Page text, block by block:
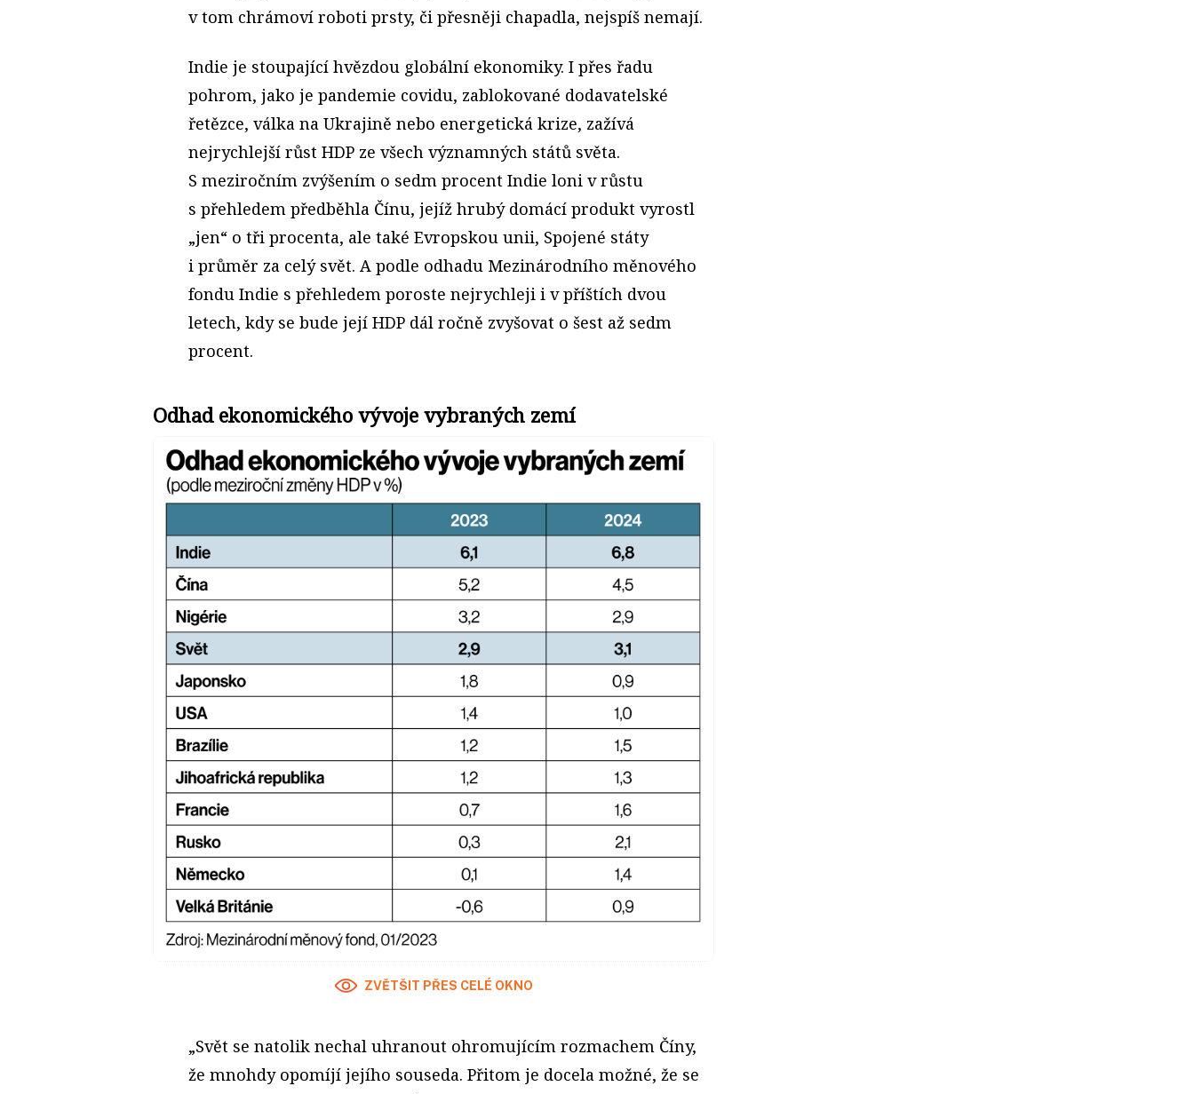
v tom chrámoví roboti prsty, či přesněji chapadla, nejspíš nemají.
Indie je stoupající hvězdou globální ekonomiky. I přes řadu
pohrom, jako je pandemie covidu, zablokované dodavatelské
řetězce, válka na Ukrajině nebo energetická krize, zažívá
nejrychlejší růst HDP ze všech významných států světa.
S meziročním zvýšením o sedm procent Indie loni v růstu
s přehledem předběhla Čínu, jejíž hrubý domácí produkt vyrostl
„jen“ o tři procenta, ale také Evropskou unii, Spojené státy
i průměr za celý svět. A podle odhadu Mezinárodního měnového
fondu Indie s přehledem poroste nejrychleji i v příštích dvou
letech, kdy se bude její HDP dál ročně zvyšovat o šest až sedm
procent.
Odhad ekonomického vývoje vybraných zemí
ZVĚTŠIT PŘES CELÉ OKNO
„Svět se natolik nechal uhranout ohromujícím rozmachem Číny,
že mnohdy opomíjí jejího souseda. Přitom je docela možné, že se